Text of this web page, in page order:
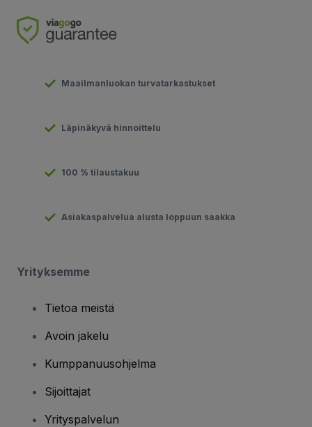
Maailmanluokan turvatarkastukset
Läpinäkyvä hinnoittelu
100 % tilaustakuu
Asiakaspalvelua alusta loppuun saakka
Yrityksemme
Tietoa meistä
Avoin jakelu
Kumppanuusohjelma
Sijoittajat
Yrityspalvelun